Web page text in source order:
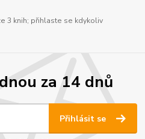
3 knih; přihlaste se kdykoliv
za 14 dnů
Přihlásit se